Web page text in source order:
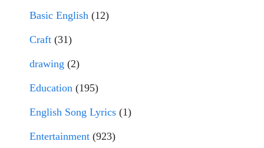
Basic English (12)
Craft (31)
drawing (2)
Education (195)
English Song Lyrics (1)
Entertainment (923)